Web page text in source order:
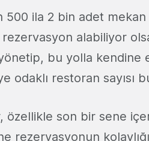
500 ila 2 bin adet
alabiliyor
bu yolla kendine
odaklı restoran sayısı
özellikle son bir sene
rezervasyonun